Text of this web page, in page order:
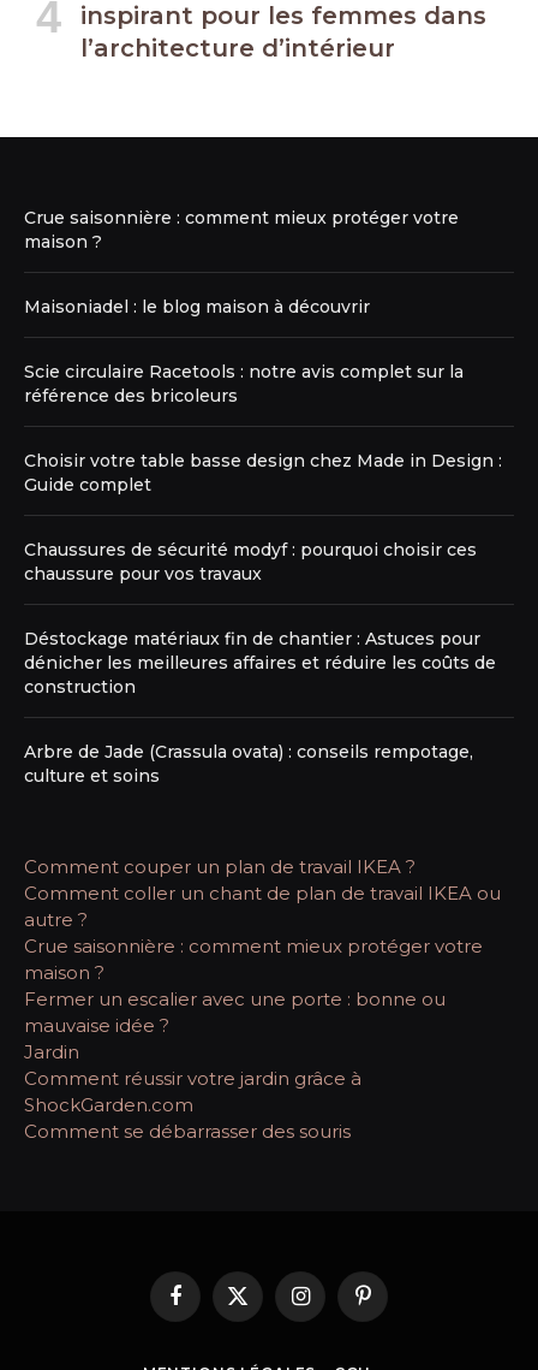
inspirant pour les femmes dans
l’architecture d’intérieur
Crue saisonnière : comment mieux protéger votre
maison ?
Maisoniadel : le blog maison à découvrir
Scie circulaire Racetools : notre avis complet sur la
référence des bricoleurs
Choisir votre table basse design chez Made in Design :
Guide complet
Chaussures de sécurité modyf : pourquoi choisir ces
chaussure pour vos travaux
Déstockage matériaux fin de chantier : Astuces pour
dénicher les meilleures affaires et réduire les coûts de
construction
Arbre de Jade (Crassula ovata) : conseils rempotage,
culture et soins
Comment couper un plan de travail IKEA ?
Comment coller un chant de plan de travail IKEA ou
autre ?
Crue saisonnière : comment mieux protéger votre
maison ?
Fermer un escalier avec une porte : bonne ou
mauvaise idée ?
Jardin
Comment réussir votre jardin grâce à
ShockGarden.com
Comment se débarrasser des souris
Facebook
X
InstagramPinterest